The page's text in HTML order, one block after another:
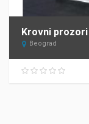
Beograd